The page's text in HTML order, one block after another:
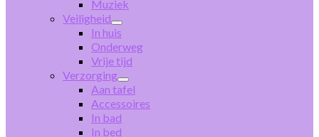
Muziek
Veiligheid
In huis
Onderweg
Vrije tijd
Verzorging
Aan tafel
Accessoires
In bad
In bed